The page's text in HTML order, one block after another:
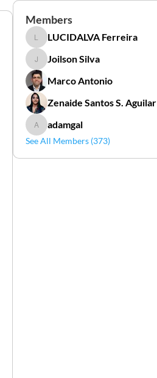
Members
LUCIDALVA Ferreira
LUCIDALVA Ferreira
Joilson Silva
Joilson Silva
Marco Antonio
Zenaide Santos S. Aguilar
adamgal
adamgal
See All Members (373)